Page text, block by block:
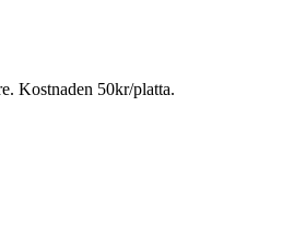
Kostnaden 50kr/platta.